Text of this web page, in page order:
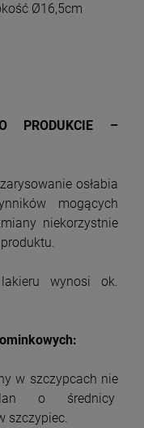
Ø16,5cm
O PRODUKCIE –
osłabia
mogących
niekorzystnie
wynosi ok.
w szczypcach nie
o średnicy
szczypiec.